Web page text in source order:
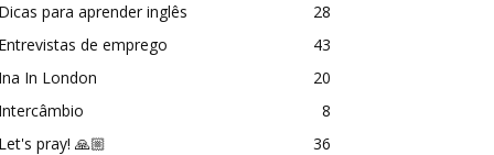
Dicas para aprender inglês
28
Entrevistas de emprego
43
Ina In London
20
Intercâmbio
8
Let's pray! 🙏🏼
36